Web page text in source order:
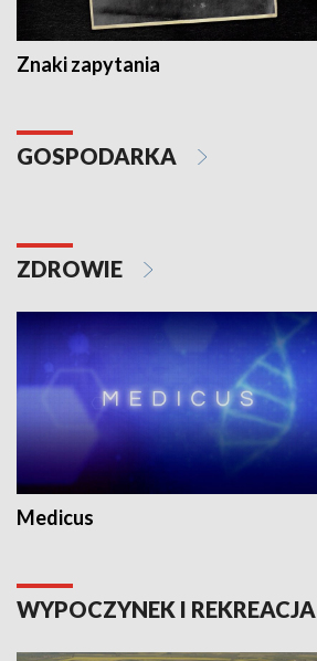
Znaki zapytania
GOSPODARKA
ZDROWIE
Medicus
WYPOCZYNEK I REKREACJA